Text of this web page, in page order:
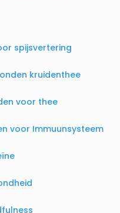
spijsvertering
kruidenthee
voor thee
voor Immuunsysteem